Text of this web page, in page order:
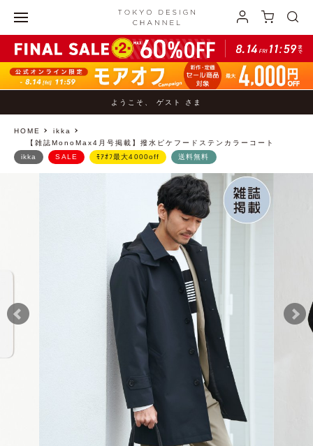
ようこそ、 ゲスト さま
HOME
ikka
【雑誌MonoMax4月号掲載】撥水ピケフードステンカラーコート
ikka SALE ﾓｱｵﾌ最大4000off 送料無料